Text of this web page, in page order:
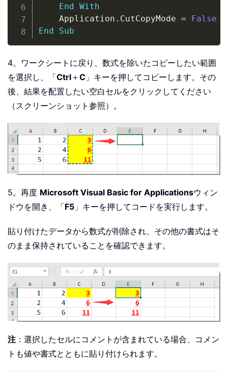
End With
	Application
. CutCopyMode =
False
End
Sub
4。ワークシートに戻り、数式を除いたコピーしたい範囲
を選択し、「Ctrl＋C 」キーを押してコピーします。その
後、結果を配置したい空白セルをクリックしてください
（スクリーンショット参照）。
5。再度 Microsoft Visual Basic for Applicationsウィン
ドウを開き、「F5 」キーを押してコードを実行します。
貼り付けたデータから数式が削除され、その他の書式はそ
のまま保持されていることを確認できます。
注 ：選択したセルにコメントが含まれている場合、コメン
トも値や書式とともに貼り付けられます。